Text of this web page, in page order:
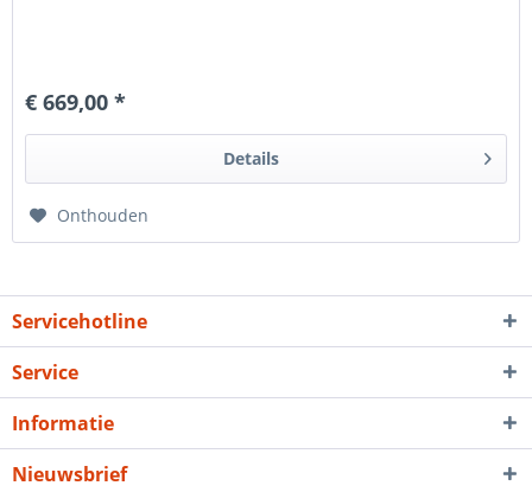
€ 669,00 *
Details
Onthouden
Servicehotline
Service
Informatie
Nieuwsbrief